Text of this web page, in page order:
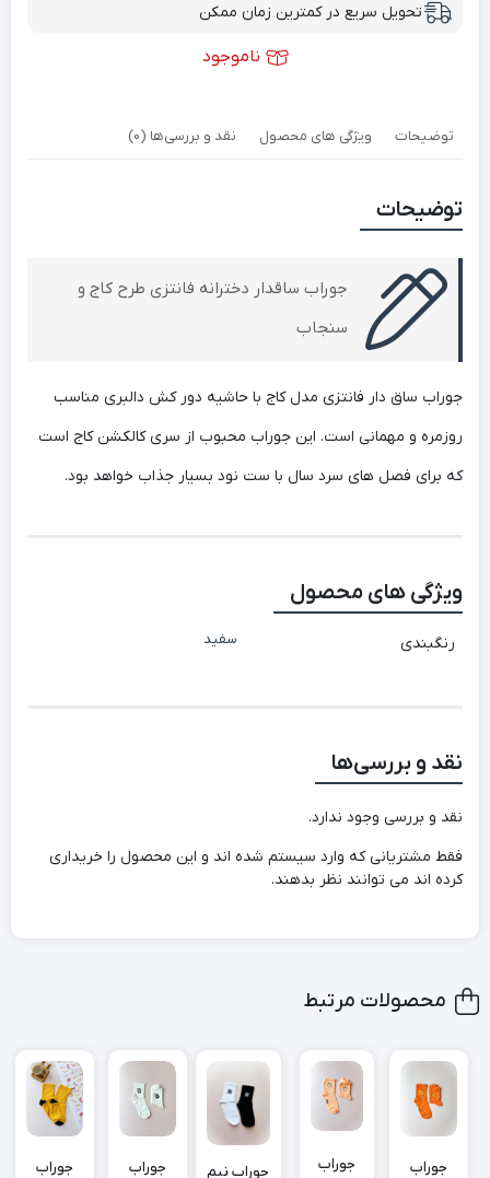
تحویل سریع در کمترین زمان ممکن
ناموجود
توضیحات ویژگی های محصول نقد و بررسی‌ها (0)
توضیحات
جوراب ساقدار دخترانه فانتزی طرح کاج و
سنجاب
جوراب ساق دار فانتزی مدل کاج با حاشیه دور کش دالبری مناسب
روزمره و مهمانی است. این جوراب محبوب از سری کالکشن کاج است
که برای فصل های سرد سال با ست نود بسیار جذاب خواهد بود.
ویژگی های محصول
رنگبندی سفید
نقد و بررسی‌ها
نقد و بررسی وجود ندارد.
فقط مشتریانی که وارد سیستم شده اند و این محصول را خریداری
کرده اند می توانند نظر بدهند.
محصولات مرتبط
جوراب
جوراب
جوراب نیم
جوراب
جوراب